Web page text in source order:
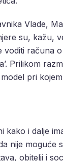
Vlade,
su, kažu,
računa
Prilikom
pri
kako i dalje
nije moguće
obitelji i